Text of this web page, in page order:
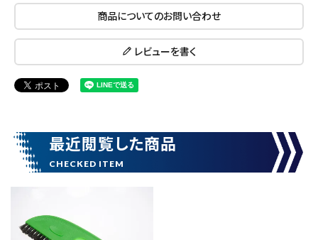
キーワードから探す
腰袋 バンスト展示品
商品についてのお問い合わせ
レビューを書く
最近閲覧した商品